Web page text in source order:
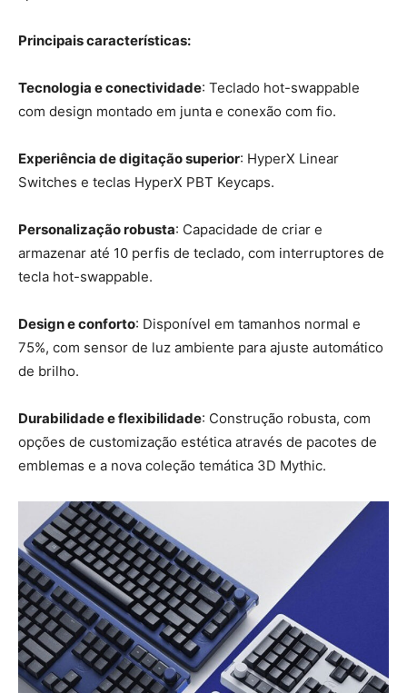
Principais características:
Tecnologia e conectividade: Teclado hot-swappable
com design montado em junta e conexão com fio.
Experiência de digitação superior: HyperX Linear
Switches e teclas HyperX PBT Keycaps.
Personalização robusta: Capacidade de criar e
armazenar até 10 perfis de teclado, com interruptores de
tecla hot-swappable.
Design e conforto: Disponível em tamanhos normal e
75%, com sensor de luz ambiente para ajuste automático
de brilho.
Durabilidade e flexibilidade: Construção robusta, com
opções de customização estética através de pacotes de
emblemas e a nova coleção temática 3D Mythic.